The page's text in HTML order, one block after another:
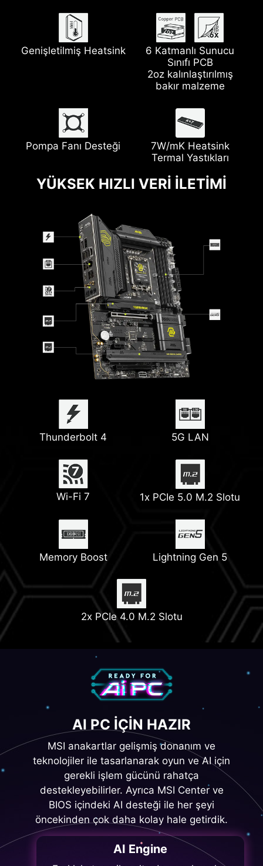
Genişletilmiş Heatsink
6 Katmanlı Sunucu
Sınıfı PCB
2oz kalınlaştırılmış
bakır malzeme
Pompa Fanı Desteği
7W/mK Heatsink
Termal Yastıkları
YÜKSEK HIZLI VERİ İLETİMİ
Thunderbolt 4 5G LAN
Wi-Fi 7 1x PCIe 5.0 M.2 Slotu
Memory Boost Lightning Gen 5
2x PCIe 4.0 M.2 Slotu
AI PC IÇIN HAZIR
MSI anakartlar gelişmiş donanım ve
teknolojiler ile tasarlanarak oyun ve AI için
gerekli işlem gücünü rahatça
destekleyebilirler. Ayrıca MSI Center ve
BIOS içindeki AI desteği ile her şeyi
öncekinden çok daha kolay hale getirdik.
AI Engine